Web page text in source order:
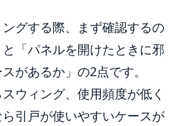
グする際、まず確認するの
「パネルを開けたときに邪
があるか」の2点です。
ウィング、使用頻度が低く
引戸が使いやすいケースが